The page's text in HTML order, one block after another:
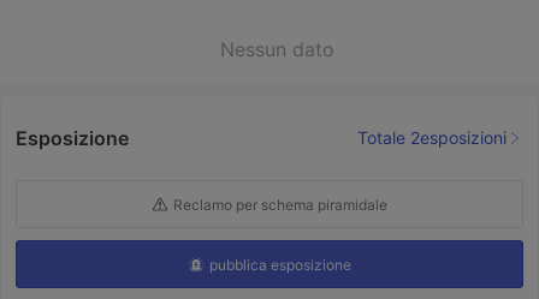
Nessun dato
Esposizione Totale 2esposizioni
Reclamo per schema piramidale
pubblica esposizione